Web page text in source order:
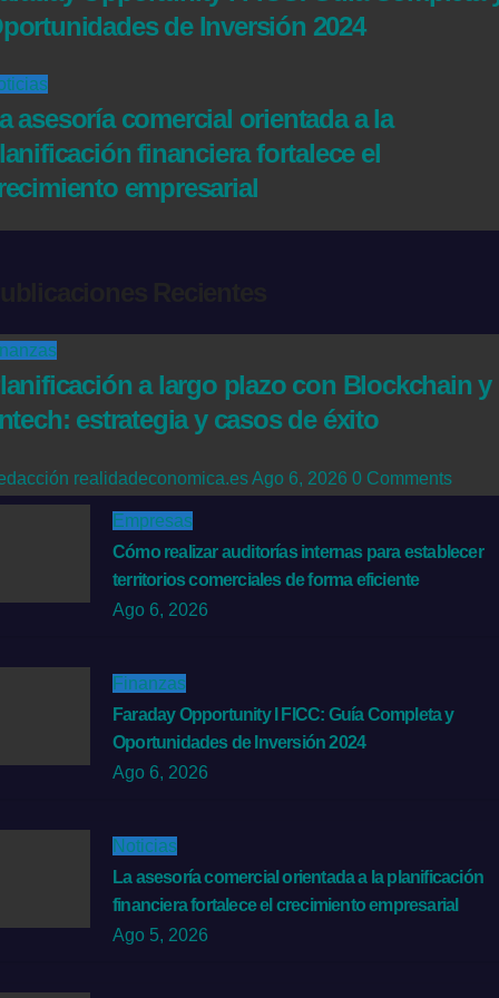
de Inversión 2024
asesoría comercial orientada a la
financiera fortalece el
empresarial
a largo plazo con Blockchain y
estrategia y casos de éxito
realidadeconomica.esAgo 6, 2026 0 Comments
Empresas
Cómo realizar auditorías internas para establecer
territorios comerciales de forma eficiente
Ago 6, 2026
Finanzas
Faraday Opportunity I FICC: Guía Completa y
Oportunidades de Inversión 2024
Ago 6, 2026
Noticias
La asesoría comercial orientada a la planificación
financiera fortalece el crecimiento empresarial
Ago 5, 2026